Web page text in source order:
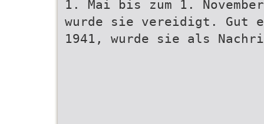
1. Mai bis zum 1.
wurde sie vereidigt. Gut
1941, wurde sie als